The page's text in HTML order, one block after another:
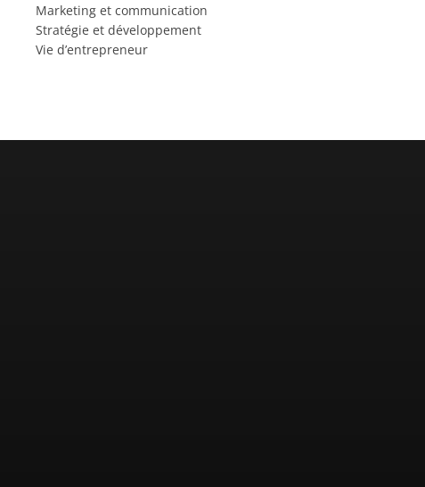
Marketing et communication
Stratégie et développement
Vie d’entrepreneur